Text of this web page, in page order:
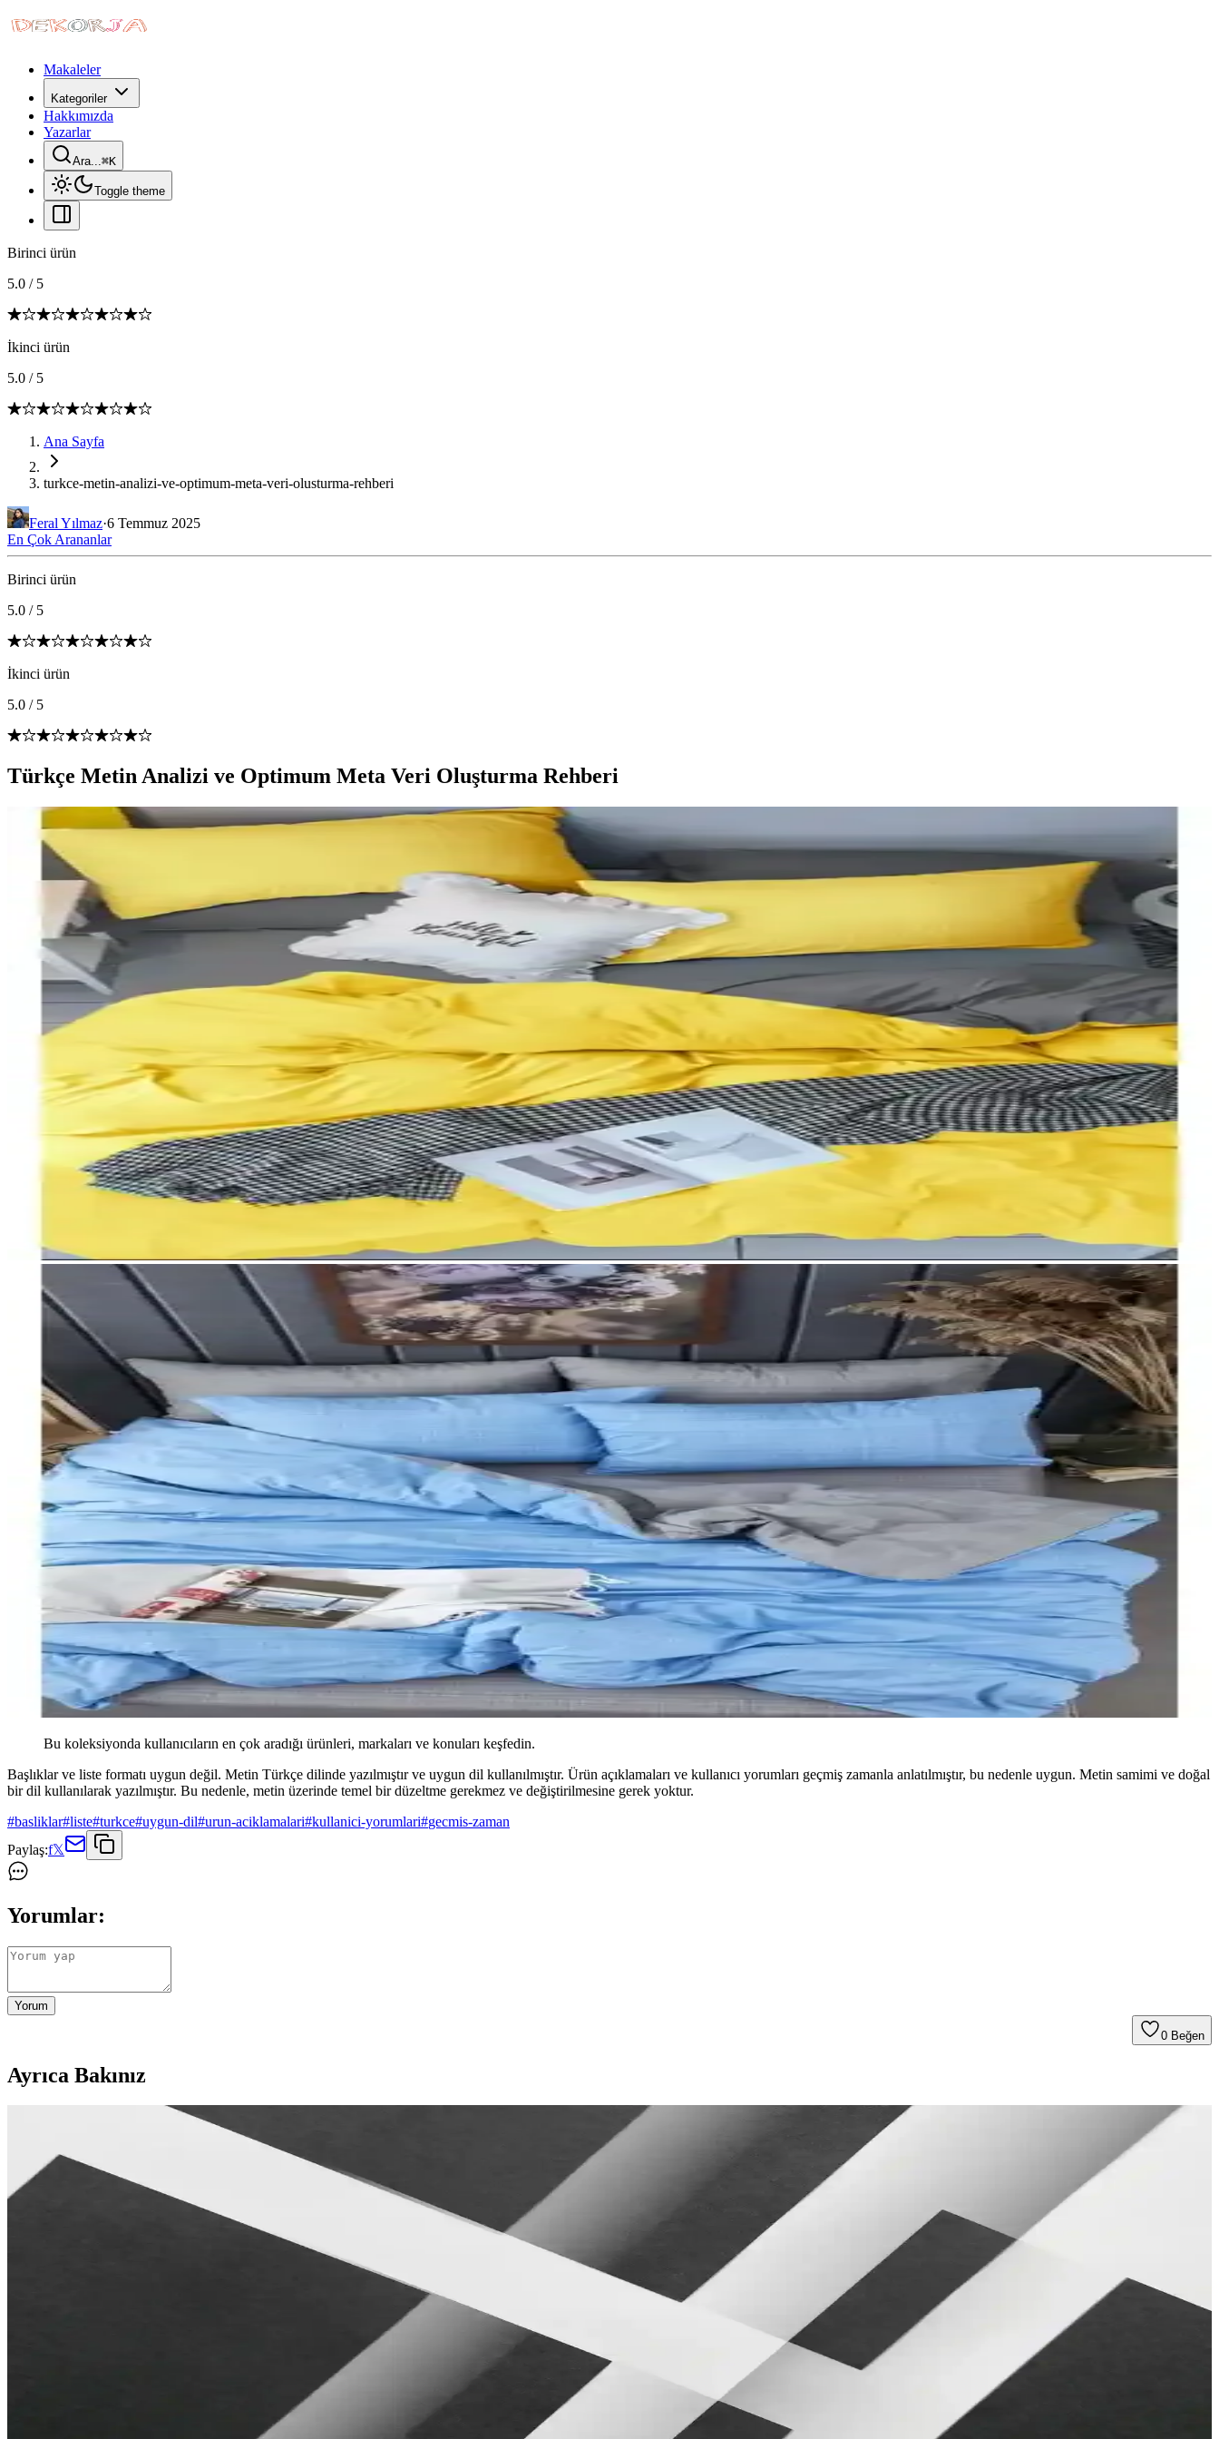
Makaleler
Kategoriler
Hakkımızda
Yazarlar
Ara...⌘K
Toggle theme
Birinci ürün
5.0 / 5
İkinci ürün
5.0 / 5
Ana Sayfa
turkce-metin-analizi-ve-optimum-meta-veri-olusturma-rehberi
Feral Yılmaz·6 Temmuz 2025
En Çok Arananlar
Birinci ürün
5.0 / 5
İkinci ürün
5.0 / 5
Türkçe Metin Analizi ve Optimum Meta Veri Oluşturma Rehberi
Bu koleksiyonda kullanıcıların en çok aradığı ürünleri, markaları ve konuları keşfedin.
Başlıklar ve liste formatı uygun değil. Metin Türkçe dilinde yazılmıştır ve uygun dil kullanılmıştır. Ürün açıklamaları ve kullanıcı yorumları geçmiş zamanla anlatılmıştır, bu nedenle uygun. Metin samimi ve doğal
bir dil kullanılarak yazılmıştır. Bu nedenle, metin üzerinde temel bir düzeltme gerekmez ve değiştirilmesine gerek yoktur.
#basliklar#liste#turkce#uygun-dil#urun-aciklamalari#kullanici-yorumlari#gecmis-zaman
Paylaş:f𝕏
Yorumlar:
Yorum
0 Beğen
Ayrıca Bakınız
Setay Sofia ve Yataş Bedding Nano Baza Setleri Karşılaştırması: Tasarım, Fonksiyonellik ve Kullanıcı Yorumları
Setay Sofia ve Yataş Bedding Nano baza ve başlık setleri, tasarım, dayanıklılık ve fonksiyonellik açısından karşılaştırılıyor. Kullanıcı yorumları ve özellikleriyle en uygun seçimi yapmanıza yardımcı oluyor.
Setay Sofia Çift Kişilik Baza ve Başlık Seti Modern ve Dayanıklı Tasarım Özellikleriyle
Estetik ve fonksiyonelliği bir arada sunan Setay Sofia ikili baza ve başlık seti, dayanıklı malzemeleri ve kolay kurulumuyla yatak odanıza şıklık katıyor, konforlu uyku ortamı sağlar.
Türkçe Metin Analizi ve Optimum Meta Veri Oluşturma Rehberi
Türkçe metinlerde başlık ve liste düzeni, dil kullanımı ve içerik analizi ile ilgili rehber. Uygun yapısal ve dilsel unsurların nasıl optimize edileceğine dair detaylar içerir.
Yatak Odası Başlıklarıyla Dekorasyonunuzu Tamamlayın Şıklık ve Fonksiyonellik Bir Arada
Yatak odası başlıkları, estetik ve fonksiyonelliği bir arada sunar. Malzeme ve model seçenekleriyle odanıza uygun şıklık ve konforu yakalayın, dekorasyonunuzu tamamlayın.
Tek Kişilik Baza ve Yatak Başlık Fiyatları: Dekorasyonda Fonksiyonellik ve Estetik